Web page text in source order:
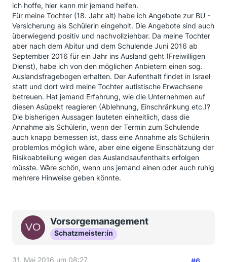
ich hoffe, hier kann mir jemand helfen.
Für meine Tochter (18. Jahr alt) habe ich Angebote zur BU -
Versicherung als Schülerin eingeholt. Die Angebote sind auch
überwiegend positiv und nachvollziehbar. Da meine Tochter
aber nach dem Abitur und dem Schulende Juni 2016 ab
September 2016 für ein Jahr ins Ausland geht (Freiwilligen
Dienst), habe ich von den möglichen Anbietern einen sog.
Auslandsfragebogen erhalten. Der Aufenthalt findet in Israel
statt und dort wird meine Tochter autistische Erwachsene
betreuen. Hat jemand Erfahrung, wie die Unternehmen auf
diesen Asüpekt reagieren (Ablehnung, Einschränkung etc.)?
Die bisherigen Aussagen lauteten einheitlich, dass die
Annahme als Schülerin, wenn der Termin zum Schulende
auch knapp bemessen ist, dass eine Annahme als Schülerin
problemlos möglich wäre, aber eine eigene Einschätzung der
Risikoabteilung wegen des Auslandsaufenthalts erfolgen
müsste. Wäre schön, wenn uns jemand einen oder auch ruhig
mehrere Hinweise geben könnte.
Vorsorgemanagement
Schatzmeister:in
31. Mai 2016 um 08:27